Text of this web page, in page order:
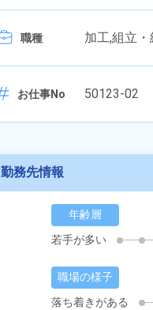
職種 加工,組立
お仕事No 50123-02
勤務先情報
年齢層
若手が多い
職場の様子
落ち着きがある